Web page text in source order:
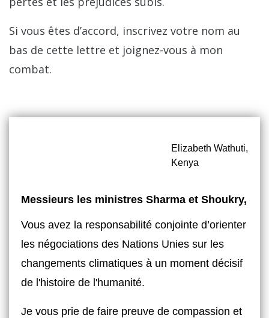
Si vous êtes d’accord, inscrivez votre nom au
bas de cette lettre et joignez-vous à mon
combat.
Elizabeth Wathuti,
Kenya
Messieurs les ministres Sharma et Shoukry,
Vous avez la responsabilité conjointe d’orienter
les négociations des Nations Unies sur les
changements climatiques à un moment décisif
de l'histoire de l'humanité.
Je vous prie de faire preuve de compassion et